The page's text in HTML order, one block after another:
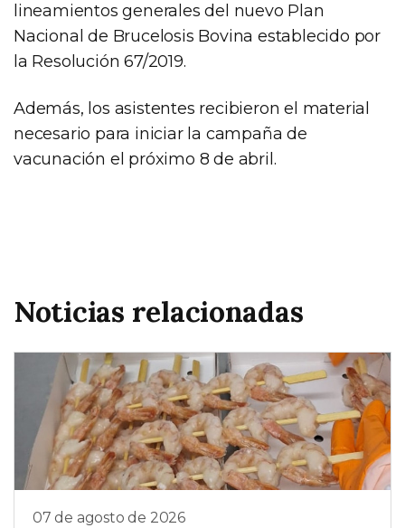
lineamientos generales del nuevo Plan
Nacional de Brucelosis Bovina establecido por
la Resolución 67/2019.
Además, los asistentes recibieron el material
necesario para iniciar la campaña de
vacunación el próximo 8 de abril.
Noticias relacionadas
07 de agosto de 2026